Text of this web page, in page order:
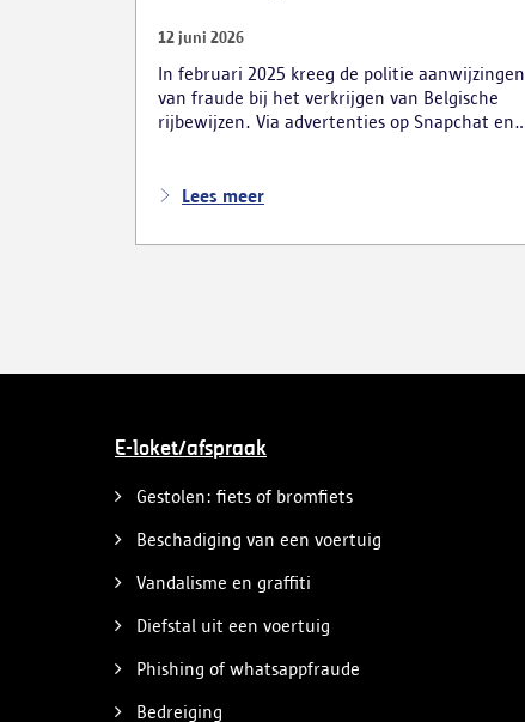
12 juni 2026
In februari 2025 kreeg de politie aanwijzingen
van fraude bij het verkrijgen van Belgische
rijbewijzen. Via advertenties op Snapchat en
afspraken voor praktijkexamens aan.
uitschrijven van bekwaamheidsattesten
Lees meer
E-loket/afspraak
Gestolen: fiets of bromfiets
Beschadiging van een voertuig
Vandalisme en graffiti
Diefstal uit een voertuig
Phishing of whatsappfraude
Bedreiging